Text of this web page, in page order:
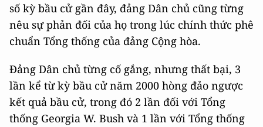
số kỳ bầu cử gần đây, đảng Dân chủ cũng từng
nêu sự phản đối của họ trong lúc chính thức phê
chuẩn Tổng thống của đảng Cộng hòa.
Đảng Dân chủ từng cố gắng, nhưng thất bại, 3
lần kể từ kỳ bầu cử năm 2000 hòng đảo ngược
kết quả bầu cử, trong đó 2 lần đối với Tổng
thống Georgia W. Bush và 1 lần với Tổng thống